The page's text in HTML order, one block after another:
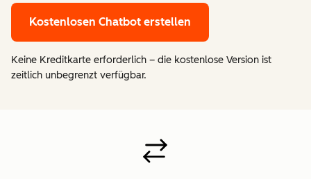
Kostenlosen Chatbot erstellen
Keine Kreditkarte erforderlich – die kostenlose Version ist
zeitlich unbegrenzt verfügbar.